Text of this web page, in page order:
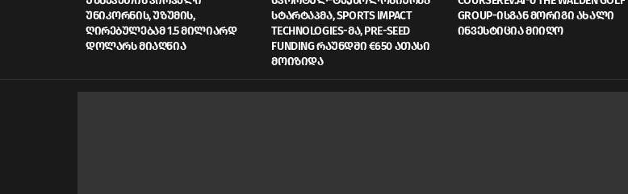
ᲣᲜᲘᲙᲝᲠᲜᲘᲡ, ᲣᲖᲣᲛᲘᲡ,
ᲦᲘᲠᲔᲑᲣᲚᲔᲑᲐᲛ 1.5 ᲛᲘᲚᲘᲐᲠᲓ
ᲓᲝᲚᲐᲠᲡ ᲛᲘᲐᲦᲬᲘᲐ
ᲡᲢᲐᲠᲢᲐᲞᲛᲐ, SPORTS IMPACT
TECHNOLOGIES-ᲛᲐ, PRE-SEED
FUNDING ᲠᲐᲣᲜᲓᲨᲘ €650 ᲐᲗᲐᲡᲘ
ᲛᲝᲘᲖᲘᲓᲐ
GROUP-ᲘᲡᲒᲐᲜ ᲛᲝᲠᲘᲒᲘ ᲐᲮᲐᲚᲘ
ᲘᲜᲕᲔᲡᲢᲘᲪᲘᲐ ᲛᲘᲘᲦᲝ